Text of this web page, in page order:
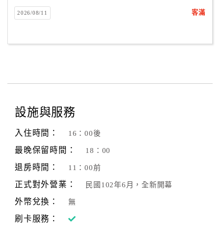
廠
旅
計
劃
商
品
傳
2026/08/11 客滿
設施與服務
入住時間： 16：00後
最晚保留時間： 18：00
退房時間： 11：00前
正式對外營業： 民國102年6月，全新開幕
外幣兌換： 無
刷卡服務：